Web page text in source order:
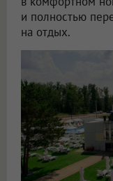
и полностью
на отдых.